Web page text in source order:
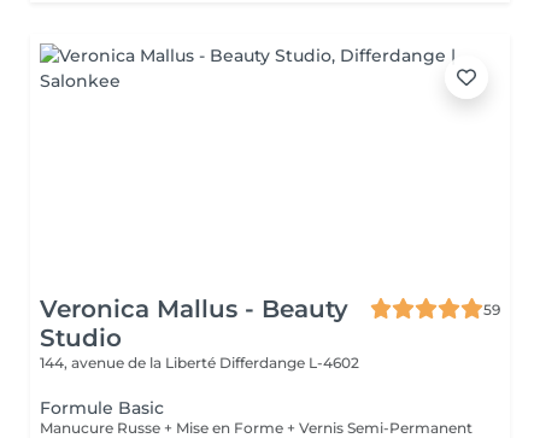
Veronica Mallus - Beauty
Studio
59
144, avenue de la Liberté Differdange L-4602
Formule Basic
Manucure Russe + Mise en Forme + Vernis Semi-Permanent